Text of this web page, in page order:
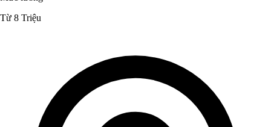
Từ 8 Triệu